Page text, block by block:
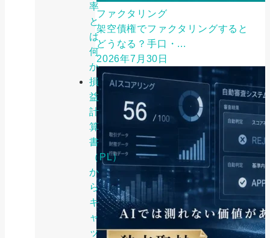
率
と
は
何
か
損
益
計
算
書
（PL）
か
ら
キ
ャ
ッ
ファクタリング
架空債権でファクタリングすると
どうなる？手口・...
2026年7月30日